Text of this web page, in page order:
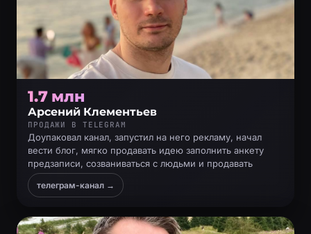
1.7 млн
Арсений Клементьев
ПРОДАЖИ В TELEGRAM
Доупаковал канал, запустил на него рекламу, начал
вести блог, мягко продавать идею заполнить анкету
предзаписи, созваниваться с людьми и продавать
телеграм-канал →